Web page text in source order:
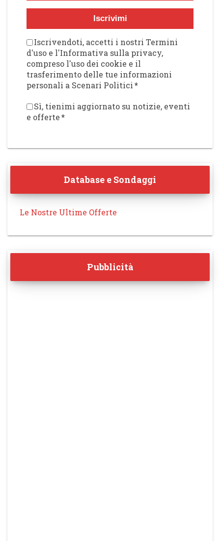
Iscrivimi
Iscrivendoti, accetti i nostri Termini
d'uso e l'Informativa sulla privacy,
compreso l'uso dei cookie e il
trasferimento delle tue informazioni
personali a Scenari Politici*
Sì, tienimi aggiornato su notizie, eventi
e offerte*
Database e Sondaggi
Le Nostre Ultime Offerte
Pubblicità